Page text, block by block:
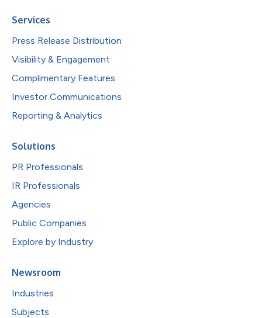
Services
Press Release Distribution
Visibility & Engagement
Complimentary Features
Investor Communications
Reporting & Analytics
Solutions
PR Professionals
IR Professionals
Agencies
Public Companies
Explore by Industry
Newsroom
Industries
Subjects